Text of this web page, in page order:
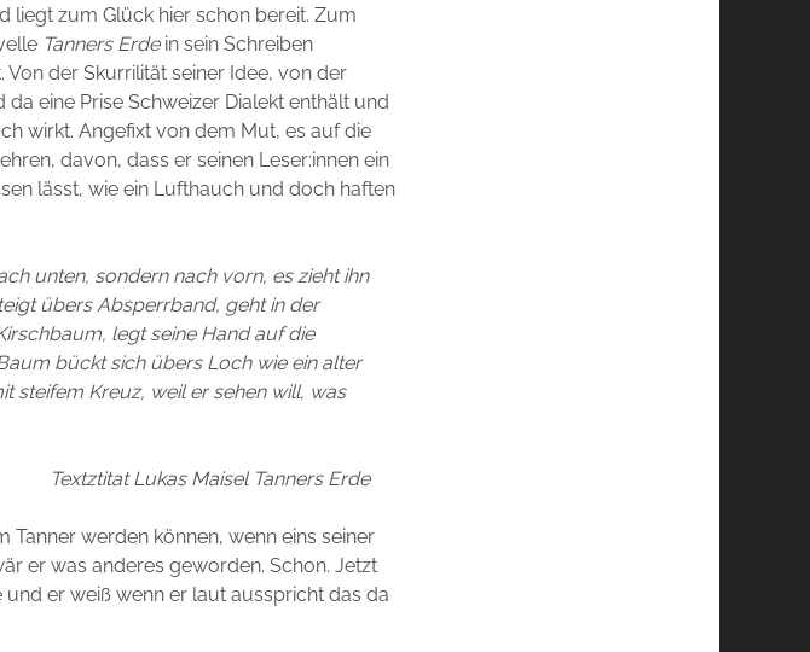
liegt zum Glück hier schon bereit. Zum
Tanners Erdein sein Schreiben
der Skurrilität seiner Idee, von der
eine Prise Schweizer Dialekt enthält und
wirkt. Angefixt von dem Mut, es auf die
davon, dass er seinen Leser:innen ein
lässt, wie ein Lufthauch und doch haften
unten, sondern nach vorn, es zieht ihn
übers Absperrband, geht in der
legt seine Hand auf die
bückt sich übers Loch wie ein alter
steifem Kreuz, weil er sehen will, was
Textztitat Lukas Maisel Tanners Erde
Tanner werden können, wenn eins seiner
er was anderes geworden. Schon. Jetzt
er weiß wenn er laut ausspricht das da